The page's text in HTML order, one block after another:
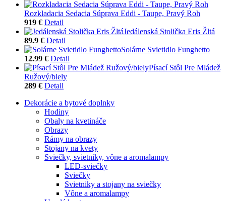
Rozkladacia Sedacia Súprava Eddi - Taupe, Pravý Roh
919 € Detail
Jedálenská Stolička Eris Žltá
89.9 € Detail
Solárne Svietidlo Funghetto
12.99 € Detail
Písací Stôl Pre Mládež
Ružový/biely
289 € Detail
Dekorácie a bytové doplnky
Hodiny
Obaly na kvetináče
Obrazy
Rámy na obrazy
Stojany na kvety
Sviečky, svietniky, vône a aromalampy
LED-sviečky
Sviečky
Svietniky a stojany na sviečky
Vône a aromalampy